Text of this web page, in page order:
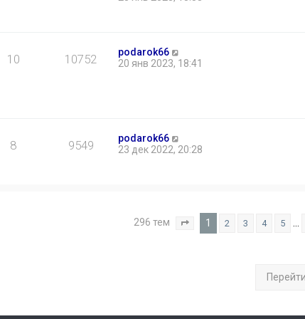
10 10752
podarok66
20 янв 2023, 18:41
8 9549
podarok66
23 дек 2022, 20:28
296 тем Страница из 12
1 2 3 4 5 …
Перейти